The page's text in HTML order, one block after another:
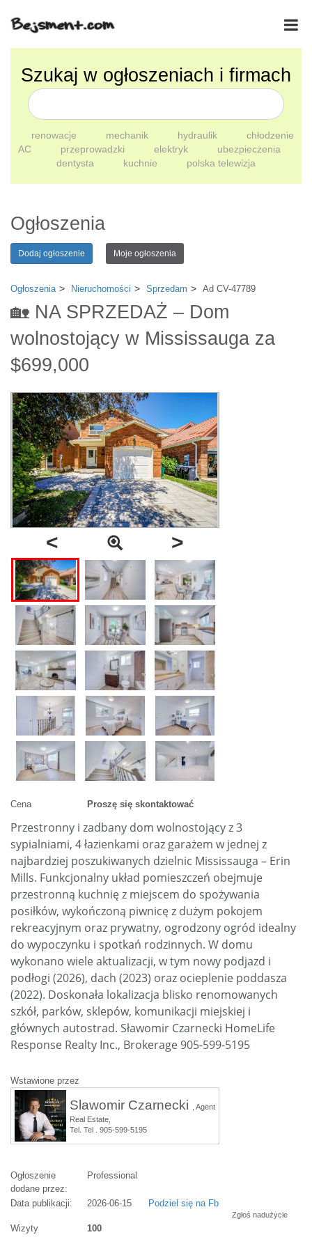
Szukaj w ogłoszeniach i firmach
renowacje mechanik hydraulik
chłodzenie
AC
przeprowadzki elektryk
ubezpieczenia
dentysta
kuchnie polska telewizja
Ogłoszenia
Dodaj ogłoszenie Moje ogłoszenia
Ogłoszenia Nieruchomości Sprzedam Ad CV-47789
🏡 NA SPRZEDAŻ – Dom
wolnostojący w Mississauga za
$699,000
< >
Cena Proszę się skontaktować
Przestronny i zadbany dom wolnostojący z 3
sypialniami, 4 łazienkami oraz garażem w jednej z
najbardziej poszukiwanych dzielnic Mississauga – Erin
Mills. Funkcjonalny układ pomieszczeń obejmuje
przestronną kuchnię z miejscem do spożywania
posiłków, wykończoną piwnicę z dużym pokojem
rekreacyjnym oraz prywatny, ogrodzony ogród idealny
do wypoczynku i spotkań rodzinnych. W domu
wykonano wiele aktualizacji, w tym nowy podjazd i
podłogi (2026), dach (2023) oraz ocieplenie poddasza
(2022). Doskonała lokalizacja blisko renomowanych
szkół, parków, sklepów, komunikacji miejskiej i
głównych autostrad. Sławomir Czarnecki HomeLife
Response Realty Inc., Brokerage 905-599-5195
Wstawione przez
Slawomir Czarnecki
, Agent
Real Estate,
Tel. Tel . 905-599-5195
Ogłoszenie
dodane przez:
Professional
Data publikacji: 2026-06-15 Podziel się na Fb
Zgłoś nadużycie
Wizyty 100